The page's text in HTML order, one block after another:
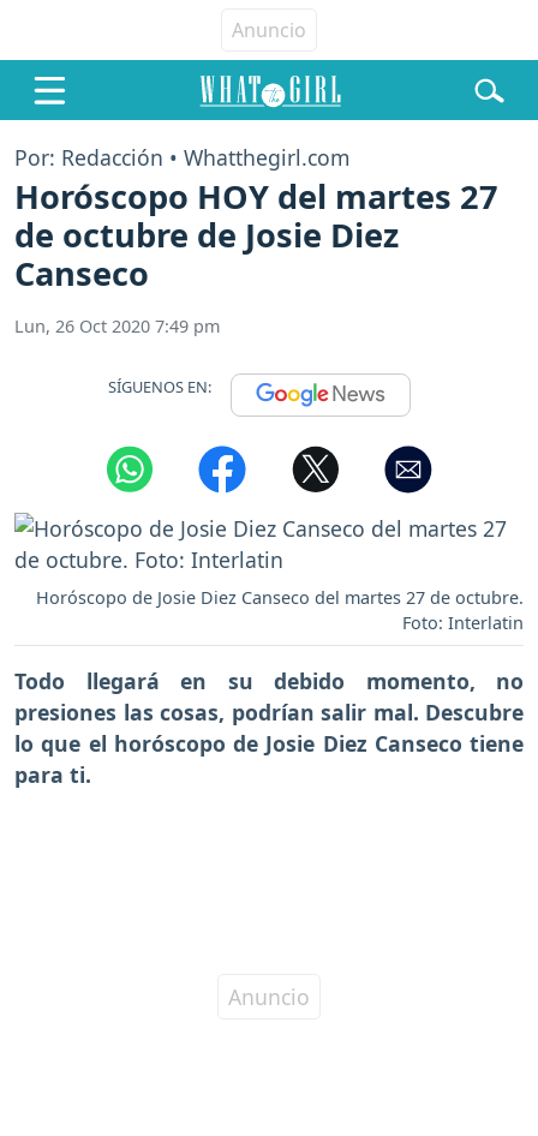
Por: Redacción • Whatthegirl.com
Horóscopo HOY del martes 27
de octubre de Josie Diez
Canseco
Lun, 26 Oct 2020 7:49 pm
SÍGUENOS EN:
Horóscopo de Josie Diez Canseco del martes 27 de octubre.
Foto: Interlatin
Todo llegará en su debido momento, no
presiones las cosas, podrían salir mal. Descubre
lo que el horóscopo de Josie Diez Canseco tiene
para ti.